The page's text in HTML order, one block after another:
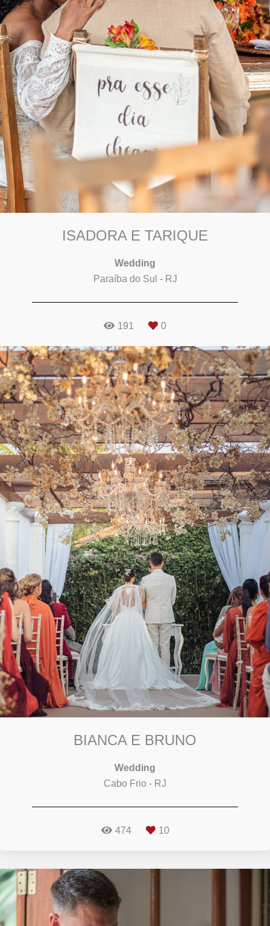
ISADORA E TARIQUE
Wedding
Paraíba do Sul - RJ
191 0
BIANCA E BRUNO
Wedding
Cabo Frio - RJ
474 10